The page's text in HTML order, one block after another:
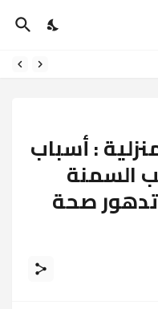
: أسباب
السمنة
تدهور صحة